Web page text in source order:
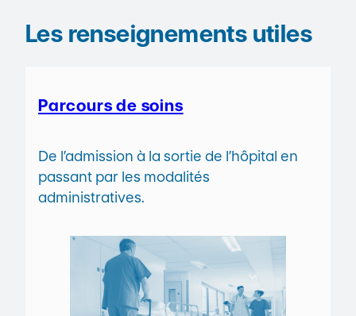
Les renseignements utiles
Parcours de soins
De l’admission à la sortie de l’hôpital en
passant par les modalités
administratives.